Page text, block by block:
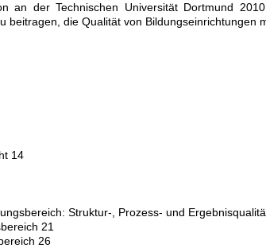
an der Technischen Universität Dortmund
beitragen, die Qualität von Bildungseinrichtungen
14
Struktur-, Prozess- und
21
26